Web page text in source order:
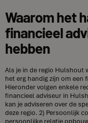
Waarom het
financieel
hebben
Als je in de regio Hulshout
het erg handig zijn om
Hieronder volgen enkele
financieel adviseur in
kan je adviseren over de
deze regio. 2) Persoonlijk
persoonlijke relatie